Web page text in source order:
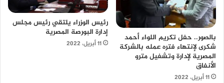
بالصور.. حفل تكريم اللواء أحمد
شكرى لإنتهاء فتره عمله بالشركة
المصرية لإدارة وتشغيل مترو
الأنفاق
11 أبريل، 2022
رئيس الوزراء يلتقي رئيس مجلس
إدارة البورصة المصرية
11 أبريل، 2022